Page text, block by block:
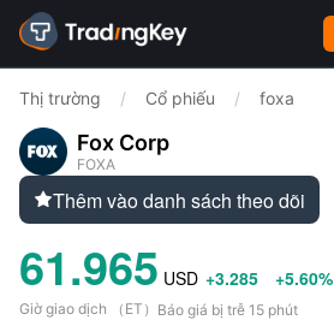
Thị trường / Cổ phiếu / foxa
Fox Corp
FOXA
Thêm vào danh sách theo dõi
61.965 USD +3.285 +5.60%
Giờ giao dịch （ ET ） Báo giá bị trễ 15 phút